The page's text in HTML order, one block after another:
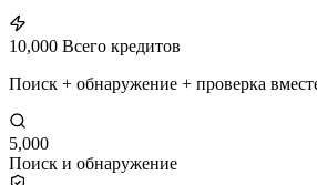
10,000 Всего кредитов
Поиск + обнаружение + проверка
5,000
Поиск и обнаружение